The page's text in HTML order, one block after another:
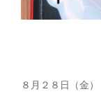
８月２８日（金）